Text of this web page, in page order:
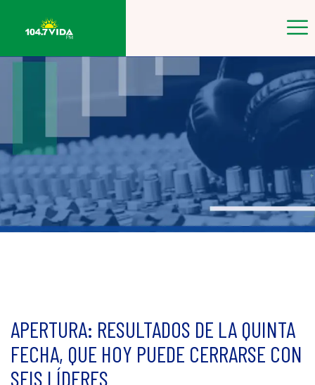
APERTURA: RESULTADOS DE LA QUINTA
FECHA, QUE HOY PUEDE CERRARSE CON
SEIS LÍDERES